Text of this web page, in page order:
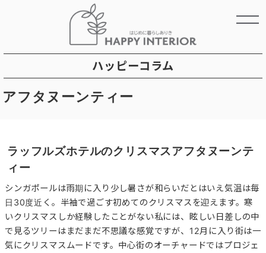
ハッピーコラム
アフタヌーンティー
ラッフルズホテルのクリスマスアフタヌーンテ
ィー
シンガポールは雨期に入り少し暑さが和らいだとはいえ気温は毎
日30度近く。半袖で過ごす初めてのクリスマスを迎えます。寒
いクリスマスしか経験したことがない私には、眩しい日差しの中
で見るツリーはまだまだ不思議な感覚ですが、12月に入り街は一
気にクリスマスムードです。中心街のオーチャードではプロジェ